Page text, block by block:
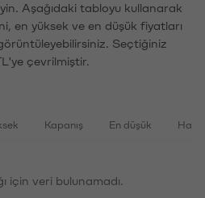
Aşağıdaki tabloyu kullanarak
en yüksek ve en düşük fiyatları
Seçtiğiniz
çevrilmiştir.
Kapanış En düşük
için veri bulunamadı.